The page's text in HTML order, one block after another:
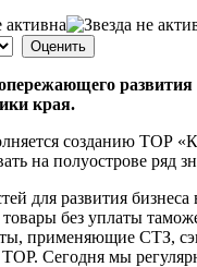
края.
созданию ТОР
на полуострове ряд
для развития
без уплаты
применяющие СТЗ,
Сегодня мы